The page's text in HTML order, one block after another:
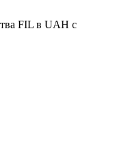
FIL в UAH с